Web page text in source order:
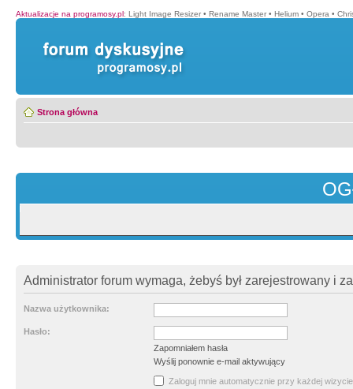
Aktualizacje na programosy.pl: Light Image Resizer • Rename Master • Helium • Opera •
Strona główna
Administrator forum wymaga, żebyś był zarejestrowany i
Nazwa użytkownika:
Hasło:
Zapomniałem hasła
Wyślij ponownie e-mail aktywujący
Zaloguj mnie automatycznie przy każdej wizycie